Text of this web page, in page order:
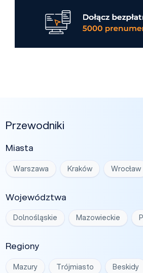
Przewodniki
Miasta
Warszawa Kraków Wrocław
Województwa
Dolnośląskie Mazowieckie
Regiony
Mazury Trójmiasto Beskidy